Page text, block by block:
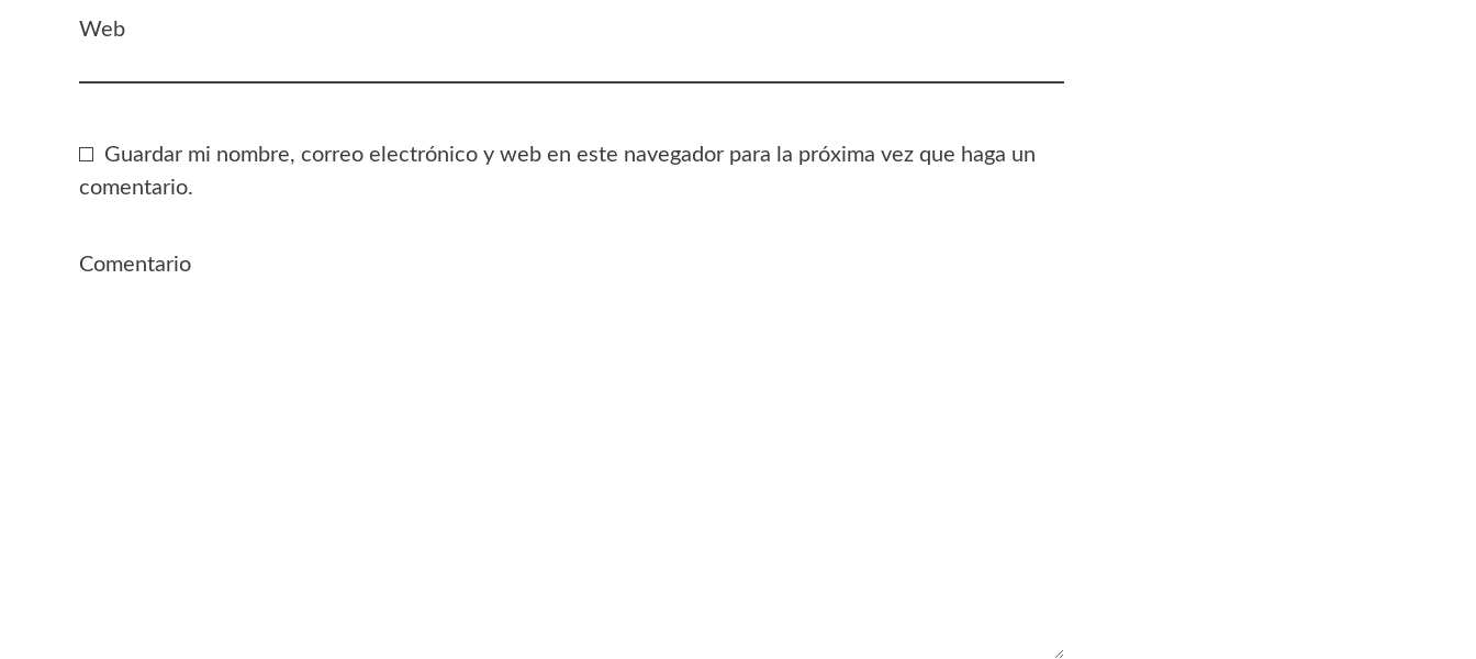
Web
Guardar mi nombre, correo electrónico y web en este navegador para la próxima vez que haga un
comentario.
Comentario